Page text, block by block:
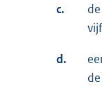
c.
d.